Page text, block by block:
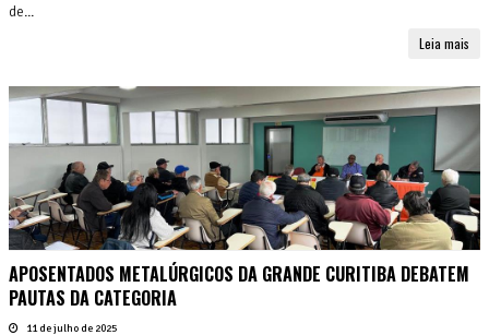
de...
Leia mais
APOSENTADOS METALÚRGICOS DA GRANDE CURITIBA DEBATEM
PAUTAS DA CATEGORIA
11 de julho de 2025